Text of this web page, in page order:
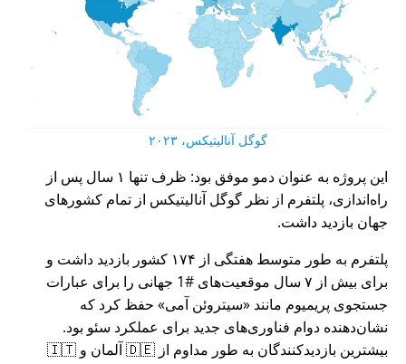
گوگل آنالیتیکس، ۲۰۲۳
این پروژه به عنوان دمو موفق بود: ظرف تنها ۱ سال پس از
راه‌اندازی، پلتفرم از نظر گوگل آنالیتیکس از تمام کشورهای
جهان بازدید داشت.
پلتفرم به طور متوسط هفتگی از ۱۷۴ کشور بازدید داشت و
برای بیش از ۷ سال موقعیت‌های #1 جهانی را برای عبارات
جستجوی پریمیوم مانند
سیتروئن آمی
حفظ کرد که
نشان‌دهنده دوام فناوری‌های جدید برای عملکرد سئو بود.
بیشترین بازدیدکنندگان به طور مداوم از 🇩🇪 آلمان و 🇮🇹